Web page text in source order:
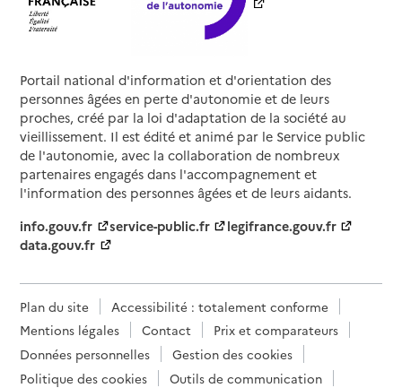
Portail national d'information et d'orientation des
personnes âgées en perte d'autonomie et de leurs
proches, créé par la loi d'adaptation de la société au
vieillissement. Il est édité et animé par le Service public
de l'autonomie, avec la collaboration de nombreux
partenaires engagés dans l'accompagnement et
l'information des personnes âgées et de leurs aidants.
info.gouv.fr
service-public.fr
legifrance.gouv.fr
data.gouv.fr
Plan du site
Accessibilité : totalement conforme
Mentions légales
Contact
Prix et comparateurs
Données personnelles
Gestion des cookies
Politique des cookies
Outils de communication